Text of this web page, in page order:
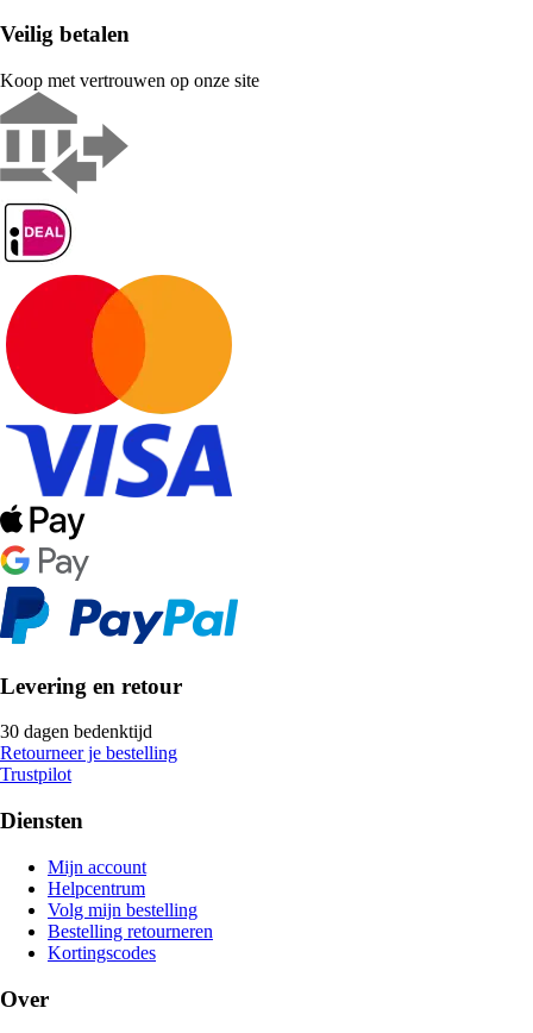
Veilig betalen
Koop met vertrouwen op onze site
Levering en retour
30 dagen bedenktijd
Retourneer je bestelling
Trustpilot
Diensten
Mijn account
Helpcentrum
Volg mijn bestelling
Bestelling retourneren
Kortingscodes
Over